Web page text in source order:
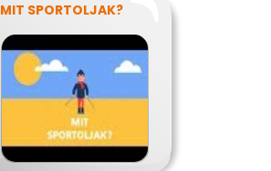
MIT SPORTOLJAK?